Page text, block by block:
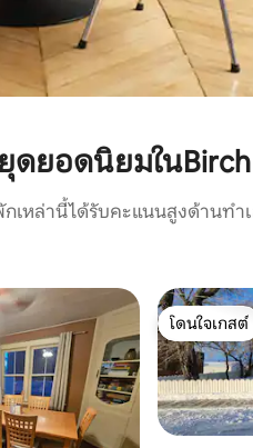
ยอดนิยมในBirch
เหล่านี้ได้รับคะแนนสูงด้านทำ
โดนใจเกสต์
โดนใจเกสต์